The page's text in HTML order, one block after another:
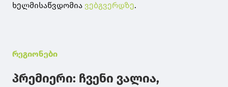
ხელმისაწვდომია ვებგვერდზე.
რეგიონები
პრემიერი: ჩვენი ვალია,